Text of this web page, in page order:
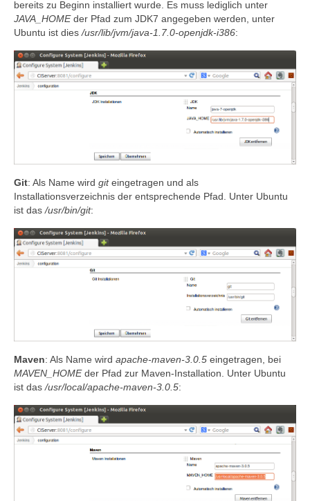
bereits zu Beginn installiert wurde. Es muss lediglich unter
JAVA_HOMEder Pfad zum JDK7 angegeben werden, unter
Ubuntu ist dies /usr/lib/jvm/java-1.7.0-openjdk-i386:
Git: Als Name wird giteingetragen und als
Installationsverzeichnis der entsprechende Pfad. Unter Ubuntu
ist das /usr/bin/git:
Maven: Als Name wird apache-maven-3.0.5 eingetragen, bei
MAVEN_HOMEder Pfad zur Maven-Installation. Unter Ubuntu
ist das /usr/local/apache-maven-3.0.5: